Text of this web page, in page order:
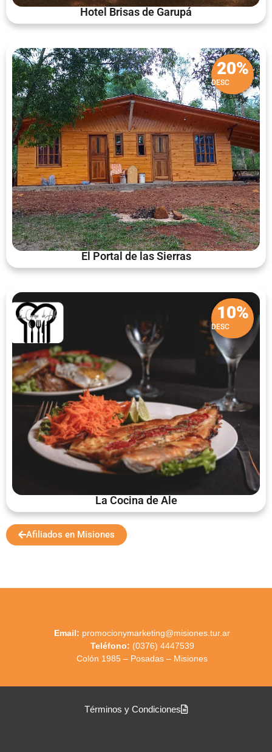
Hotel Brisas de Garupá
20%
DESC
El Portal de las Sierras
10%
DESC
La Cocina de Ale
Afiliados en Misiones
Email: promocionymarketing@misiones.tur.ar
Teléfono: (0376) 4447539
Colón 1985 – Posadas – Misiones
Términos y Condiciones